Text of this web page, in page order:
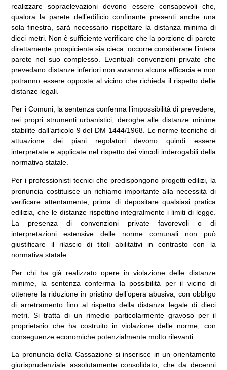
realizzare sopraelevazioni devono essere consapevoli che,
qualora la parete dell’edificio confinante presenti anche una
sola finestra, sarà necessario rispettare la distanza minima di
dieci metri. Non è sufficiente verificare che la porzione di parete
direttamente prospiciente sia cieca: occorre considerare l’intera
parete nel suo complesso. Eventuali convenzioni private che
prevedano distanze inferiori non avranno alcuna efficacia e non
potranno essere opposte al vicino che richieda il rispetto delle
distanze legali.
Per i Comuni, la sentenza conferma l’impossibilità di prevedere,
nei propri strumenti urbanistici, deroghe alle distanze minime
stabilite dall’articolo 9 del DM 1444/1968. Le norme tecniche di
attuazione dei piani regolatori devono quindi essere
interpretate e applicate nel rispetto dei vincoli inderogabili della
normativa statale.
Per i professionisti tecnici che predispongono progetti edilizi, la
pronuncia costituisce un richiamo importante alla necessità di
verificare attentamente, prima di depositare qualsiasi pratica
edilizia, che le distanze rispettino integralmente i limiti di legge.
La presenza di convenzioni private favorevoli o di
interpretazioni estensive delle norme comunali non può
giustificare il rilascio di titoli abilitativi in contrasto con la
normativa statale.
Per chi ha già realizzato opere in violazione delle distanze
minime, la sentenza conferma la possibilità per il vicino di
ottenere la riduzione in pristino dell’opera abusiva, con obbligo
di arretramento fino al rispetto della distanza legale di dieci
metri. Si tratta di un rimedio particolarmente gravoso per il
proprietario che ha costruito in violazione delle norme, con
conseguenze economiche potenzialmente molto rilevanti.
La pronuncia della Cassazione si inserisce in un orientamento
giurisprudenziale assolutamente consolidato, che da decenni